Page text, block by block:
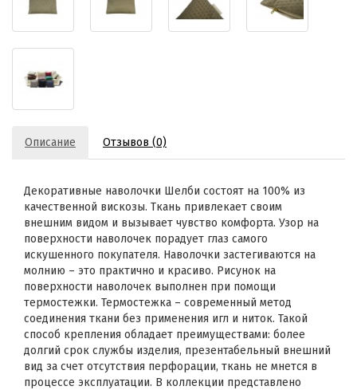
Описание Отзывов (0)
Декоративные наволочки Шелби состоят на 100% из
качественной вискозы. Ткань привлекает своим
внешним видом и вызывает чувство комфорта. Узор на
поверхности наволочек порадует глаз самого
искушенного покупателя. Наволочки застегиваются на
молнию – это практично и красиво. Рисунок на
поверхности наволочек выполнен при помощи
термостежки. Термостежка – современный метод
соединения ткани без применения игл и ниток. Такой
способ крепления обладает преимуществами: более
долгий срок службы изделия, презентабельный внешний
вид за счет отсутствия перфорации, ткань не мнется в
процессе эксплуатации. В коллекции представлено